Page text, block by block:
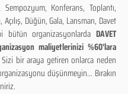
Konferans, Toplantı,
Açılış, Düğün, Gala, Lansman, Davet
bütün organizasyonlarda DAVET
maliyetlerinizi %60'lara
Sizi bir araya getiren onlarca neden
düşünmeyin... Bırakın